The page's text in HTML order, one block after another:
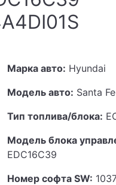
Марка авто: Hyundai
Модель авто: Santa Fe
Тип топлива/блока:
Модель блока
EDC16C39
Номер софта SW: